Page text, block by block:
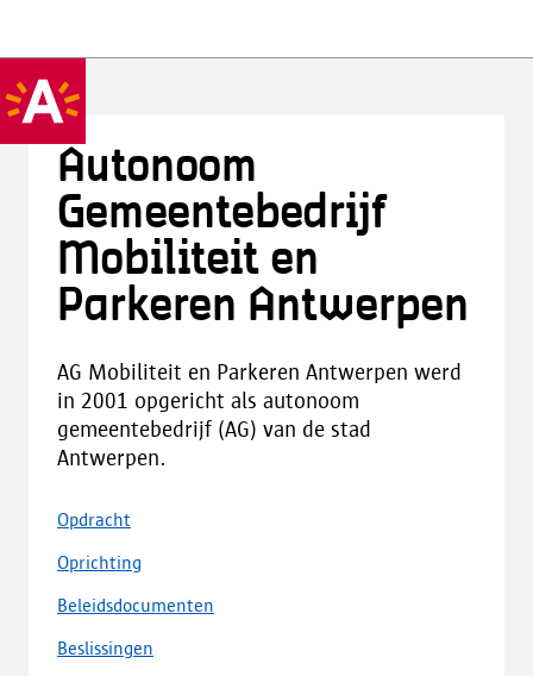
Autonoom
Gemeentebedrijf
Mobiliteit en
Parkeren Antwerpen
AG Mobiliteit en Parkeren Antwerpen werd
in 2001 opgericht als autonoom
gemeentebedrijf (AG) van de stad
Antwerpen.
Opdracht
Oprichting
Beleidsdocumenten
Beslissingen